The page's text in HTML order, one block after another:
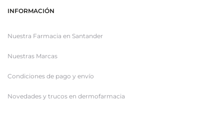
INFORMACIÓN
Nuestra Farmacia en Santander
Nuestras Marcas
Condiciones de pago y envío
Novedades y trucos en dermofarmacia